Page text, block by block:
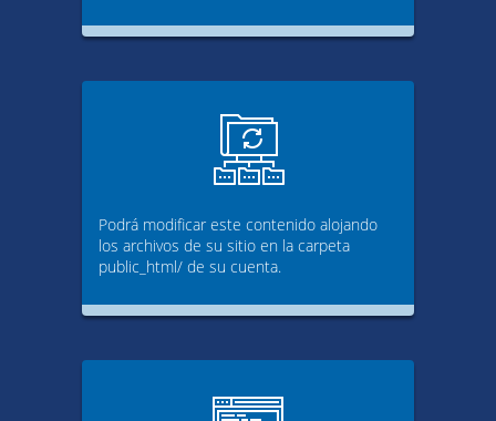
Podrá modificar este contenido alojando
los archivos de su sitio en la carpeta
public_html/ de su cuenta.